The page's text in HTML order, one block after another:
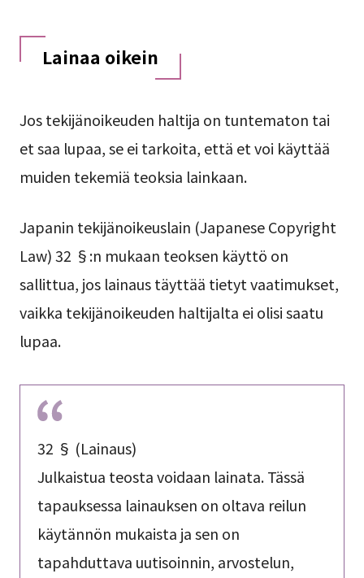
Lainaa oikein
Jos tekijänoikeuden haltija on tuntematon tai
et saa lupaa, se ei tarkoita, että et voi käyttää
muiden tekemiä teoksia lainkaan.
Japanin tekijänoikeuslain (Japanese Copyright
Law) 32 §:n mukaan teoksen käyttö on
sallittua, jos lainaus täyttää tietyt vaatimukset,
vaikka tekijänoikeuden haltijalta ei olisi saatu
lupaa.
32 § (Lainaus)
Julkaistua teosta voidaan lainata. Tässä
tapauksessa lainauksen on oltava reilun
käytännön mukaista ja sen on
tapahduttava uutisoinnin, arvostelun,